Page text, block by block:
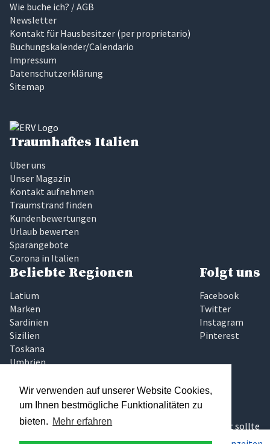
Wir verwenden auf unserer Website Cookies,
um Ihnen bestmögliche Funktionalitäten zu
bieten. Mehr erfahren
Wie buche ich? / AGB
Newsletter
Kontakt für Hausbesitzer (per proprietario)
Buchungskalender/Calendario
Impressum
Datenschutzerklärung
Sitemap
Traumhaftes Italien
Über uns
Unser Magazin
Kontakt aufnehmen
Traumstrand finden
Kundenbewertungen
Urlaub bewerten
Sparangebote
Corona in Italien
Beliebte Regionen
Latium
Marken
Sardinien
Sizilien
Toskana
Umbrien
Elba
Folgt uns
Facebook
Twitter
Instagram
Pinterest
Traumhaftes Italien
Wir glauben, das Finden der richtigen Ferienunterkunft sollte
keine Glückssache sein, die zudem noch zeitaufwändig und